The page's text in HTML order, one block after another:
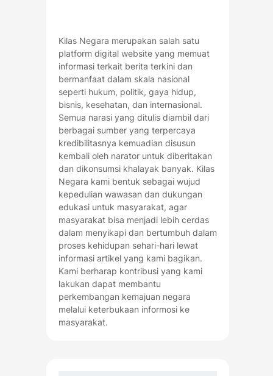
Kilas Negara merupakan salah satu
platform digital website yang memuat
informasi terkait berita terkini dan
bermanfaat dalam skala nasional
seperti hukum, politik, gaya hidup,
bisnis, kesehatan, dan internasional.
Semua narasi yang ditulis diambil dari
berbagai sumber yang terpercaya
kredibilitasnya kemuadian disusun
kembali oleh narator untuk diberitakan
dan dikonsumsi khalayak banyak. Kilas
Negara kami bentuk sebagai wujud
kepedulian wawasan dan dukungan
edukasi untuk masyarakat, agar
masyarakat bisa menjadi lebih cerdas
dalam menyikapi dan bertumbuh dalam
proses kehidupan sehari-hari lewat
informasi artikel yang kami bagikan.
Kami berharap kontribusi yang kami
lakukan dapat membantu
perkembangan kemajuan negara
melalui keterbukaan informosi ke
masyarakat.